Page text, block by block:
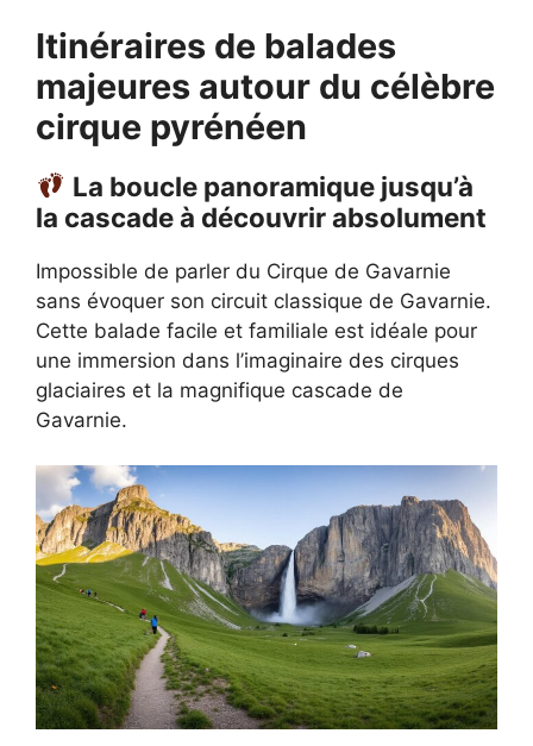
Itinéraires de balades
majeures autour du célèbre
cirque pyrénéen
La boucle panoramique jusqu’à
la cascade à découvrir absolument
Impossible de parler du Cirque de Gavarnie
sans évoquer son circuit classique de Gavarnie.
Cette balade facile et familiale est idéale pour
une immersion dans l’imaginaire des cirques
glaciaires et la magnifique cascade de
Gavarnie.